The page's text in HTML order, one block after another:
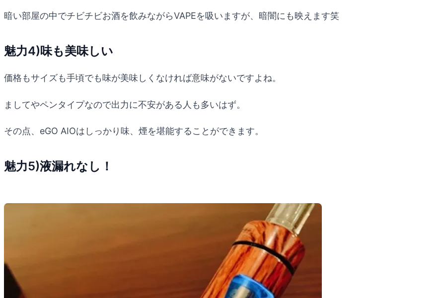
暗い部屋の中でチビチビお酒を飲みながらVAPEを吸いますが、暗闇にも映えます笑
魅力4)味も美味しい
価格もサイズも手頃でも味が美味しくなければ意味がないですよね。
ましてやペンタイプなので出力に不安がある人も多いはず。
その点、eGO AIOはしっかり味、煙を堪能することができます。
魅力5)液漏れなし！